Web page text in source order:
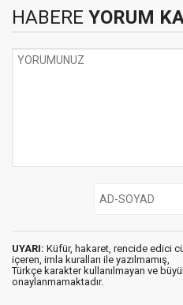
HABERE YORUM
UYARI: Küfür, hakaret, rencide edici
içeren, imla kuralları ile yazılmamış,
Türkçe karakter kullanılmayan ve
onaylanmamaktadır.